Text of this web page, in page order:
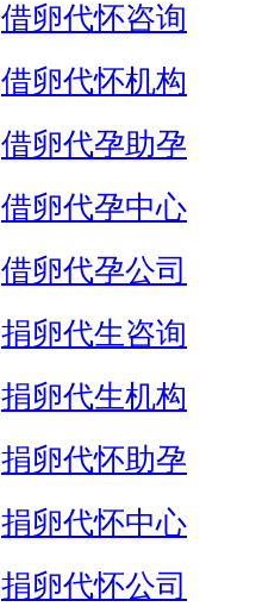
借卵代怀咨询
借卵代怀机构
借卵代孕助孕
借卵代孕中心
借卵代孕公司
捐卵代生咨询
捐卵代生机构
捐卵代怀助孕
捐卵代怀中心
捐卵代怀公司